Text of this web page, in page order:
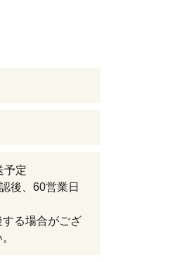
予定
後、60営業日
る場合がござ